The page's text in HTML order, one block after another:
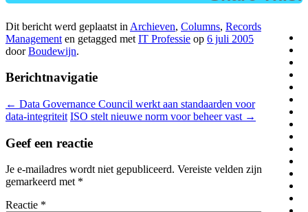
Dit bericht werd geplaatst in Archieven, Columns, Records
Management en getagged met IT Professie op 6 juli 2005
doorBoudewijn.
Berichtnavigatie
← Data Governance Council werkt aan standaarden voor
data-integriteit ISO stelt nieuwe norm voor beheer vast →
Geef een reactie
Je e-mailadres wordt niet gepubliceerd. Vereiste velden zijn
gemarkeerd met *
Reactie *